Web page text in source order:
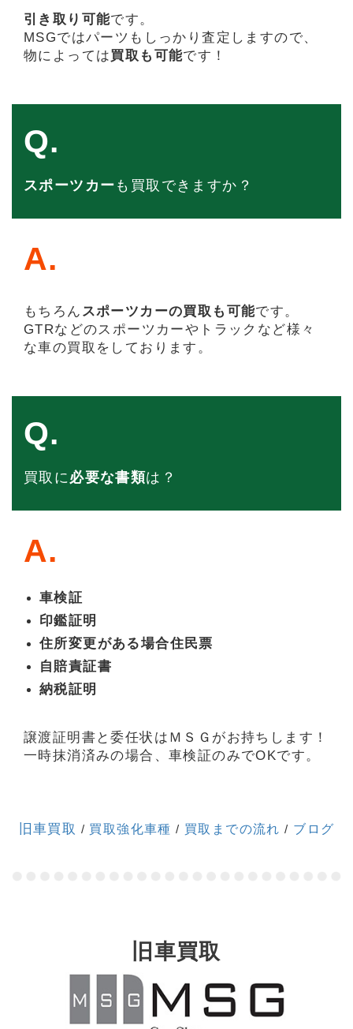
引き取り可能です。
MSGではパーツもしっかり査定しますので、
物によっては買取も可能です！
Q.
スポーツカー も買取できますか？
A.
もちろん スポーツカーの買取も可能です。
GTRなどのスポーツカーやトラックなど様々
な車の買取をしております。
Q.
買取に必要な書類は？
A.
車検証
印鑑証明
住所変更がある場合住民票
自賠責証書
納税証明
譲渡証明書と委任状はＭＳＧがお持ちします！
一時抹消済みの場合、車検証のみでOKです。
旧車買取 / 買取強化車種 / 買取までの流れ / ブログ
旧車買取